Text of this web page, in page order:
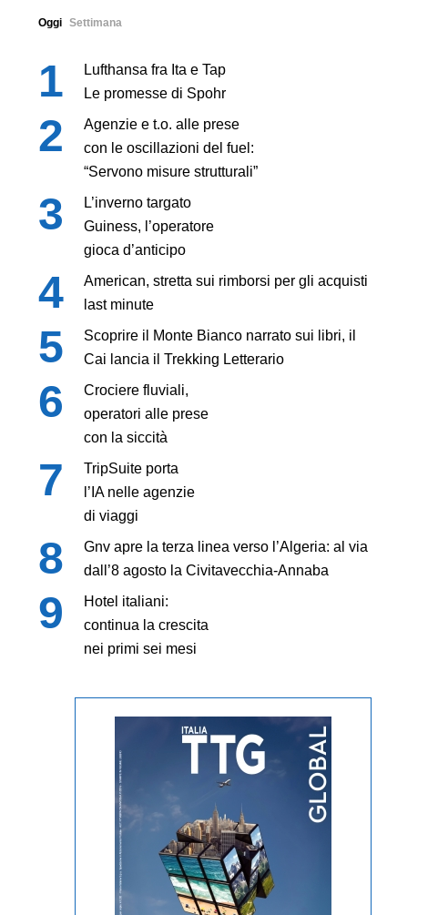
Oggi Settimana
Lufthansa fra Ita e Tap
Le promesse di Spohr
Agenzie e t.o. alle prese
con le oscillazioni del fuel:
“Servono misure strutturali”
L’inverno targato
Guiness, l’operatore
gioca d’anticipo
American, stretta sui rimborsi per gli acquisti
last minute
Scoprire il Monte Bianco narrato sui libri, il
Cai lancia il Trekking Letterario
Crociere fluviali,
operatori alle prese
con la siccità
TripSuite porta
l’IA nelle agenzie
di viaggi
Gnv apre la terza linea verso l’Algeria: al via
dall’8 agosto la Civitavecchia-Annaba
Hotel italiani:
continua la crescita
nei primi sei mesi